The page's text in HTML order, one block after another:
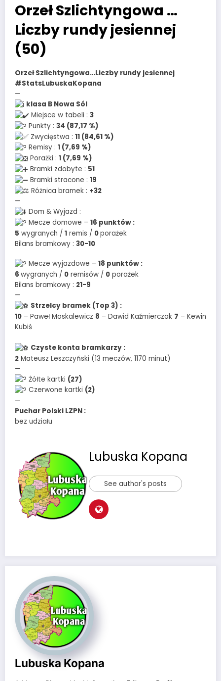
Orzeł Szlichtyngowa …
Liczby rundy jesiennej
(50)
Orzeł Szlichtyngowa…Liczby rundy jesiennej
#StatsLubuskaKopana
—
klasa B Nowa Sól
Miejsce w tabeli : 3
Punkty : 34 (87,17 %)
Zwycięstwa : 11 (84,61 %)
Remisy : 1 (7,69 %)
Porażki : 1 (7,69 %)
Bramki zdobyte : 51
Bramki stracone : 19
Różnica bramek : +32
—
Dom & Wyjazd :
Mecze domowe – 16 punktów :
5 wygranych / 1 remis / 0porażek
Bilans bramkowy : 30-10
Mecze wyjazdowe – 18 punktów :
6 wygranych / 0 remisów / 0 porażek
Bilans bramkowy : 21-9
—
Strzelcy bramek (Top 3) :
10 – Paweł Moskalewicz 8 – Dawid Kaźmierczak 7 – Kewin
Kubiś
Czyste konta bramkarzy :
2 Mateusz Leszczyński (13 meczów, 1170 minut)
—
Żółte kartki (27)
Czerwone kartki (2)
—
Puchar Polski LZPN :
bez udziału
Lubuska Kopana
See author's posts
Lubuska Kopana